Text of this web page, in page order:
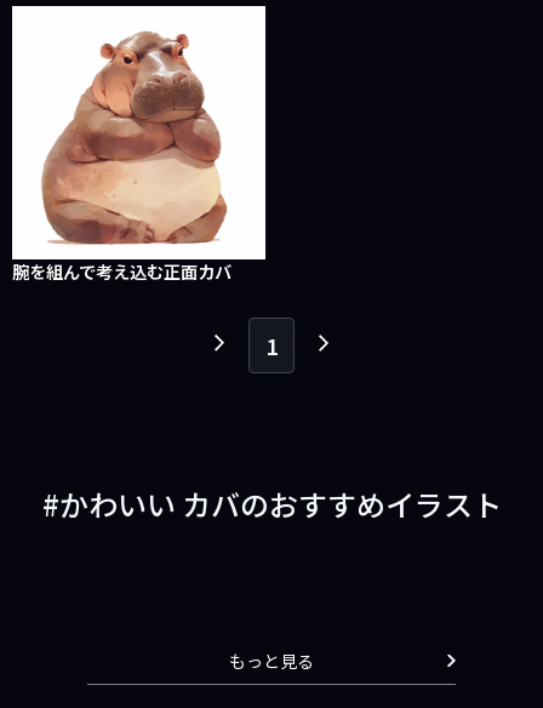
腕を組んで考え込む正面カバ
る
1
む
かわいい カバのおすすめイラスト
もっと見る